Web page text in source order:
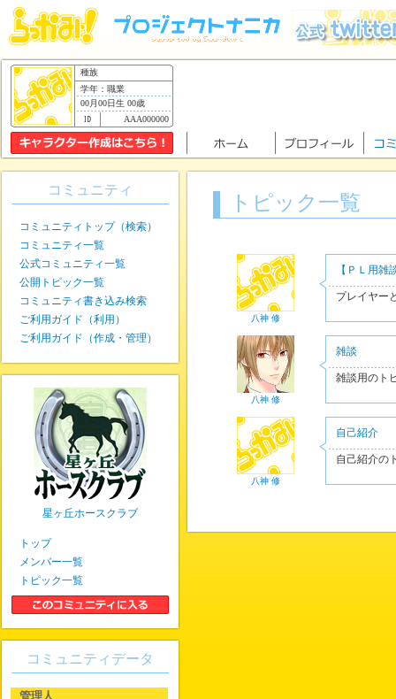
種族
学年：職業
00月00日生 00歳
AAA000000
トピック一覧
八神 修
【ＰＬ用雑
プレイヤー
八神 修
雑談
雑談用のト
八神 修
自己紹介
自己紹介の
コミュニティ
コミュニティトップ（検索）
コミュニティ一覧
公式コミュニティ一覧
公開トピック一覧
コミュニティ書き込み検索
ご利用ガイド（利用）
ご利用ガイド（作成・管理）
星ヶ丘ホースクラブ
トップ
メンバー一覧
トピック一覧
コミュニティデータ
管理人